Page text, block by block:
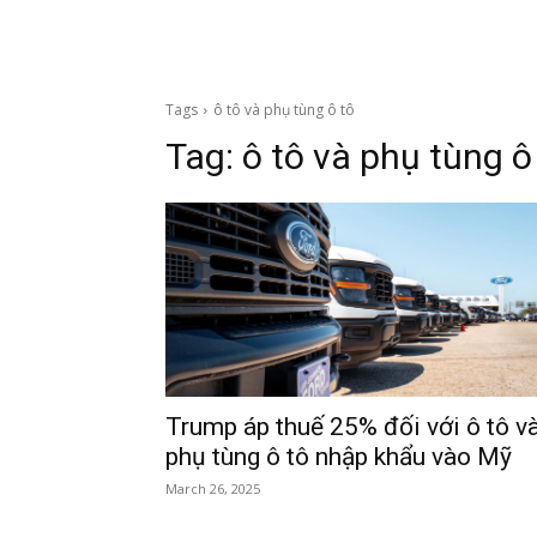
Tags ô tô và phụ tùng ô tô
Tag: ô tô và phụ tùng
Trump áp thuế 25% đối với ô tô
phụ tùng ô tô nhập khẩu vào Mỹ
March 26, 2025